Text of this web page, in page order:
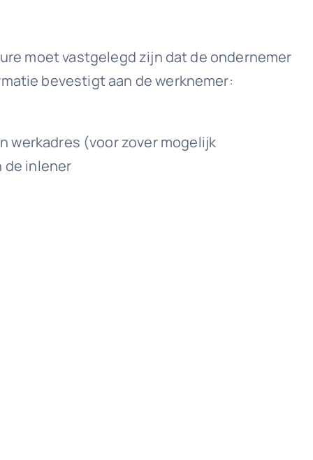
moet vastgelegd zijn dat de ondernemer
bevestigt aan de werknemer:
werkadres (voor zover mogelijk
de inlener